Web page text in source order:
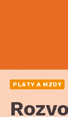
PLATY A MZDY